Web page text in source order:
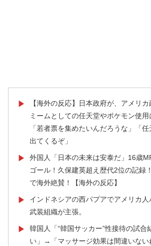
▶
【海外の反応】日本政府が、アメリ
ミームとしての任天堂やポケモン使
「若者票を集めたいんだろうな」「
出てくるぞ」
▶
外国人「日本の未来は安泰だ」16歳
ゴール！久保建英超え歴代2位の記録
で海外絶賛！【海外の反応】
▶
インドネシアの西パプアでアメリカ
武装組織が主張。
▶
韓国人「“韓国サッカー”性接待の試合
い」→「マッサージ効果は間違いない